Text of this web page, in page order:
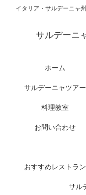
イタリア・サルデーニャ
サルデーニ
ホーム
サルデーニャツアー
料理教室
お問い合わせ
おすすめレストラン
サル